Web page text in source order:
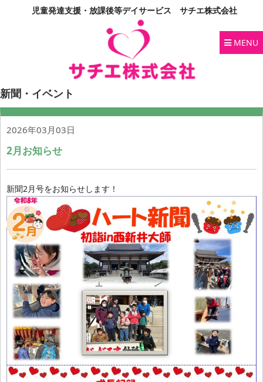
児童発達支援・放課後等デイサービス サチエ株式会社
MENU
新聞・イベント
2026年03月03日
2月お知らせ
新聞2月号をお知らせします！